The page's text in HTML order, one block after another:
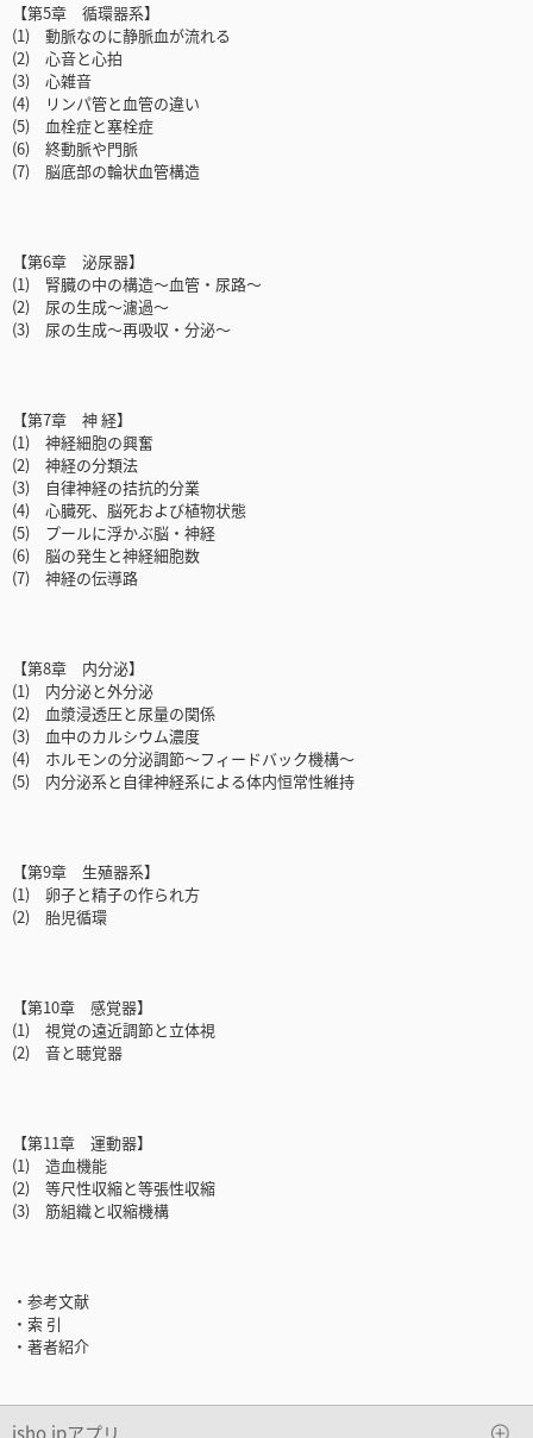
【第5章 循環器系】
(1) 動脈なのに静脈血が流れる
(2) 心音と心拍
(3) 心雑音
(4) リンパ管と血管の違い
(5) 血栓症と塞栓症
(6) 終動脈や門脈
(7) 脳底部の輪状血管構造
【第6章 泌尿器】
(1) 腎臓の中の構造～血管・尿路～
(2) 尿の生成～濾過～
(3) 尿の生成～再吸収・分泌～
【第7章 神 経】
(1) 神経細胞の興奮
(2) 神経の分類法
(3) 自律神経の拮抗的分業
(4) 心臓死、脳死および植物状態
(5) プールに浮かぶ脳・神経
(6) 脳の発生と神経細胞数
(7) 神経の伝導路
【第8章 内分泌】
(1) 内分泌と外分泌
(2) 血漿浸透圧と尿量の関係
(3) 血中のカルシウム濃度
(4) ホルモンの分泌調節～フィードバック機構～
(5) 内分泌系と自律神経系による体内恒常性維持
【第9章 生殖器系】
(1) 卵子と精子の作られ方
(2) 胎児循環
【第10章 感覚器】
(1) 視覚の遠近調節と立体視
(2) 音と聴覚器
【第11章 運動器】
(1) 造血機能
(2) 等尺性収縮と等張性収縮
(3) 筋組織と収縮機構
・参考文献
・索 引
・著者紹介
isho.jpアプリ